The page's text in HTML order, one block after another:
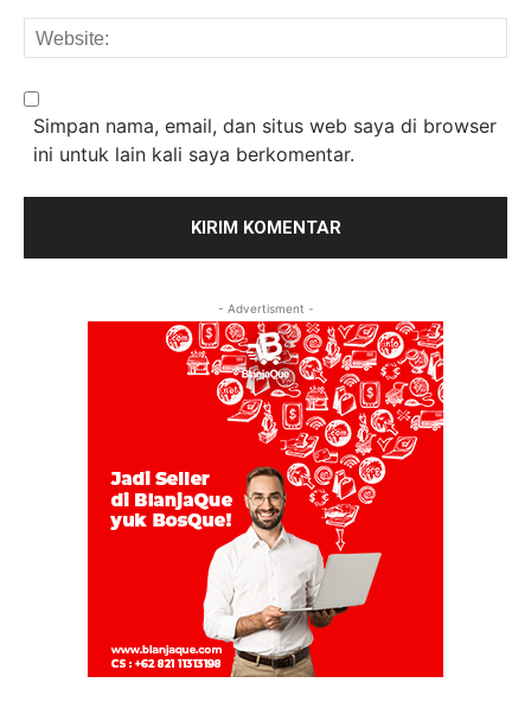
Simpan nama, email, dan situs web saya di browser
ini untuk lain kali saya berkomentar.
- Advertisment -